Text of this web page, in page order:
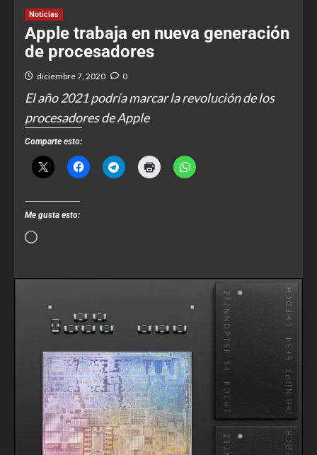
Noticias
Apple trabaja en nueva generación
de procesadores
diciembre 7, 2020 0
El año 2021 podría marcar la revolución de los
procesadores de Apple
Comparte esto:
Me gusta esto: